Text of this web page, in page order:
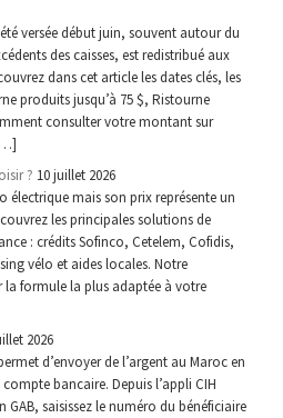
versée début juin, souvent autour du
des caisses, est redistribué aux
dans cet article les dates clés, les
produits jusqu’à 75 $, Ristourne
consulter votre montant sur
? 10 juillet 2026
électrique mais son prix représente un
les principales solutions de
: crédits Sofinco, Cetelem, Cofidis,
vélo et aides locales. Notre
formule la plus adaptée à votre
2026
d’envoyer de l’argent au Maroc en
bancaire. Depuis l’appli CIH
GAB, saisissez le numéro du bénéficiaire